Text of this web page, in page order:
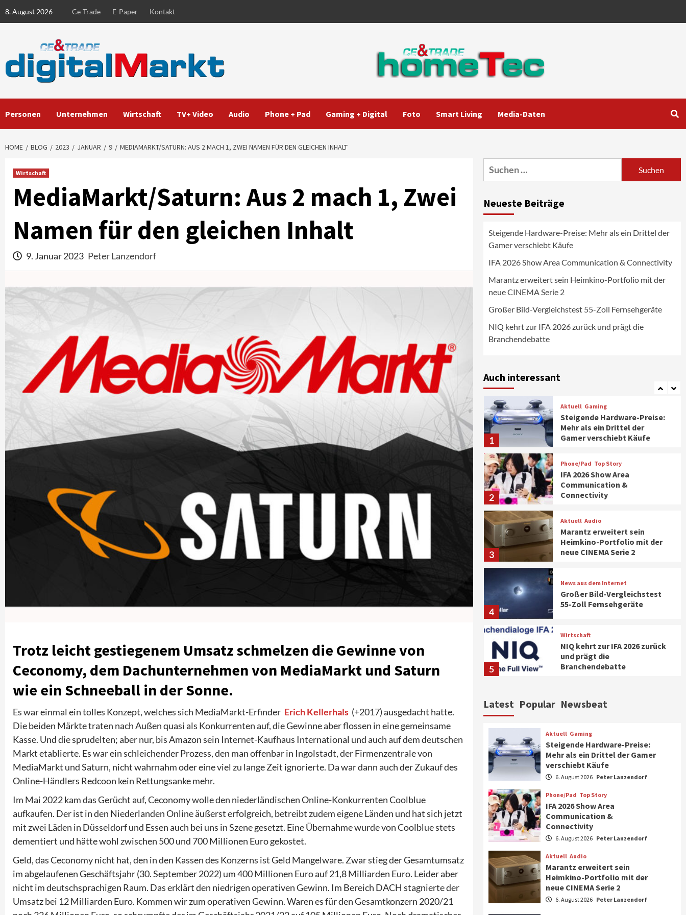
8. August 2026 Ce-Trade E-Paper Kontakt
Personen Unternehmen Wirtschaft TV+ Video Audio Phone + Pad Gaming + Digital Foto Smart Living Media-Daten
HOME BLOG 2023 JANUAR 9 MEDIAMARKT/SATURN: AUS 2 MACH 1, ZWEI NAMEN FÜR DEN GLEICHEN INHALT
Wirtschaft
MediaMarkt/Saturn: Aus 2 mach 1, Zwei
Namen für den gleichen Inhalt
9. Januar 2023 Peter Lanzendorf
Trotz leicht gestiegenem Umsatz schmelzen die Gewinne von
Ceconomy, dem Dachunternehmen von MediaMarkt und Saturn
wie ein Schneeball in der Sonne.
Es war einmal ein tolles Konzept, welches sich MediaMarkt-Erfinder Erich Kellerhals (+2017) ausgedacht hatte.
Die beiden Märkte traten nach Außen quasi als Konkurrenten auf, die Gewinne aber flossen in eine gemeinsame
Kasse. Und die sprudelten; aber nur, bis Amazon sein Internet-Kaufhaus International und auch auf dem deutschen
Markt etablierte. Es war ein schleichender Prozess, den man offenbar in Ingolstadt, der Firmenzentrale von
MediaMarkt und Saturn, nicht wahrnahm oder eine viel zu lange Zeit ignorierte. Da war dann auch der Zukauf des
Online-Händlers Redcoon kein Rettungsanke mehr.
Im Mai 2022 kam das Gerücht auf, Ceconomy wolle den niederländischen Online-Konkurrenten Coolblue
aufkaufen. Der ist in den Niederlanden Online äußerst erfolgreich, betreibt zudem eigene Länden und hat sich jetzt
mit zwei Läden in Düsseldorf und Essen auch bei uns in Szene gesetzt. Eine Übernahme wurde von Coolblue stets
dementiert und hätte wohl zwischen 500 und 700 Millionen Euro gekostet.
Geld, das Ceconomy nicht hat, den in den Kassen des Konzerns ist Geld Mangelware. Zwar stieg der Gesamtumsatz
im abgelaufenen Geschäftsjahr (30. September 2022) um 400 Millionen Euro auf 21,8 Milliarden Euro. Leider aber
nicht im deutschsprachigen Raum. Das erklärt den niedrigen operativen Gewinn. Im Bereich DACH stagnierte der
Umsatz bei 12 Milliarden Euro. Kommen wir zum operativen Gewinn. Waren es für den Gesamtkonzern 2020/21
Suchen
nach:
Neueste Beiträge
Steigende Hardware-Preise: Mehr als ein Drittel der
Gamer verschiebt Käufe
IFA 2026 Show Area Communication & Connectivity
Marantz erweitert sein Heimkino-Portfolio mit der
neue CINEMA Serie 2
Großer Bild-Vergleichstest 55-Zoll Fernsehgeräte
NIQ kehrt zur IFA 2026 zurück und prägt die
Branchendebatte
Auch interessant
Marantz erweitert sein
4
News aus dem Internet
55-Zoll Fernsehgeräte
5
Wirtschaft
NIQ kehrt zur IFA 2026 zurück
Branchendebatte
6
Aktuell
in strategisch wichtigen
Märkten aus
7
Ventilatoren
1
Aktuell Gaming
Steigende Hardware-Preise:
Mehr als ein Drittel der
Gamer verschiebt Käufe
2
Phone/Pad Top Story
IFA 2026 Show Area
Communication &
Connectivity
3
Aktuell Audio
Marantz erweitert sein
Heimkino-Portfolio mit der
neue CINEMA Serie 2
4
News aus dem Internet
Großer Bild-Vergleichstest
55-Zoll Fernsehgeräte
5
Wirtschaft
NIQ kehrt zur IFA 2026 zurück
und prägt die
Branchendebatte
6
CHERRY baut Vertriebsteam
7
Smart Living Top Story
Verbraucher setzen immer
mehr auf Klimageräte und
Ventilatoren
1
Aktuell Gaming
Steigende Hardware-Preise:
Mehr als ein Drittel der
Gamer verschiebt Käufe
Phone/Pad Top Story
IFA 2026 Show Area
Communication &
Connectivity
Latest Popular Newsbeat
Aktuell Gaming
Steigende Hardware-Preise:
Mehr als ein Drittel der Gamer
verschiebt Käufe
6. August 2026 Peter Lanzendorf
Phone/Pad Top Story
IFA 2026 Show Area
Communication &
Connectivity
6. August 2026 Peter Lanzendorf
Aktuell Audio
Marantz erweitert sein
Heimkino-Portfolio mit der
neue CINEMA Serie 2
6. August 2026 Peter Lanzendorf